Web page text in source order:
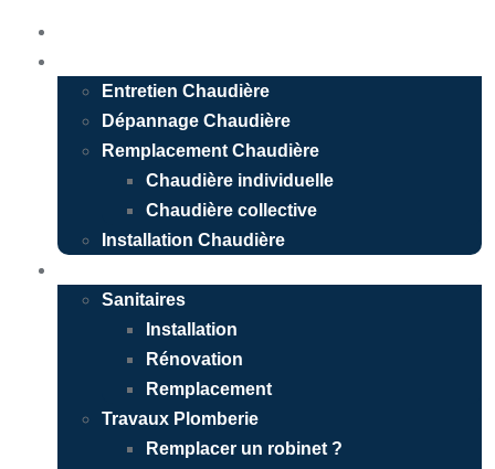
Entretien Chaudière
Dépannage Chaudière
Remplacement Chaudière
Chaudière individuelle
Chaudière collective
Installation Chaudière
Sanitaires
Installation
Rénovation
Remplacement
Travaux Plomberie
Remplacer un robinet ?